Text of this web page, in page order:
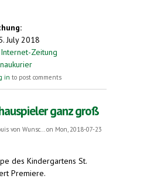
July 2018
Internet-Zeitung
Kindernachrichten. Mi ne komprenas -
in to post comments
ganz groß
von Wunsc...
on Mon, 2018-07-23
des Kindergartens St.
Premiere.